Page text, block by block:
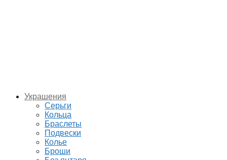
Украшения
Серьги
Кольца
Браслеты
Подвески
Колье
Броши